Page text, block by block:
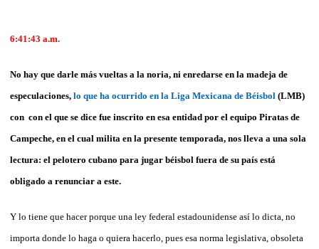
6:41:43 a.m.
No hay que darle más vueltas a la noria, ni enredarse en la madeja de
especulaciones, lo que ha ocurrido en la Liga Mexicana de Béisbol (LMB)
con con el que se dice fue inscrito en esa entidad por el equipo Piratas de
Campeche, en el cual milita en la presente temporada, nos lleva a una sola
lectura: el pelotero cubano para jugar béisbol fuera de su país está
obligado a renunciar a este.
Y lo tiene que hacer porque una ley federal estadounidense así lo dicta, no
importa donde lo haga o quiera hacerlo, pues esa norma legislativa, obsoleta